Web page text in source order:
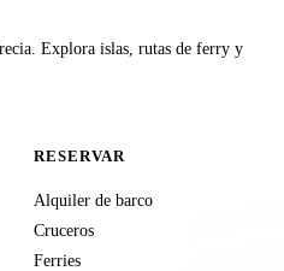
Explora islas, rutas de ferry y
RESERVAR
Alquiler de barco
Cruceros
Ferries